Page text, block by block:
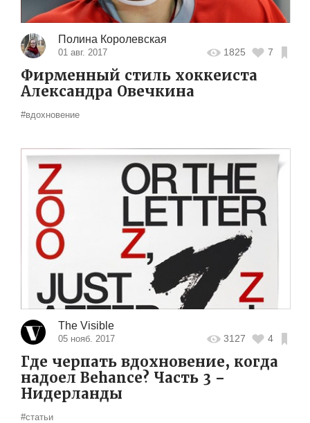
Полина Королевская
01 авг. 2017 1825 7
Фирменный стиль хоккеиста
Александра Овечкина
#вдохновение
The Visible
05 нояб. 2017 3127 4
Где черпать вдохновение, когда
надоел Behance? Часть 3 –
Нидерланды
#статьи